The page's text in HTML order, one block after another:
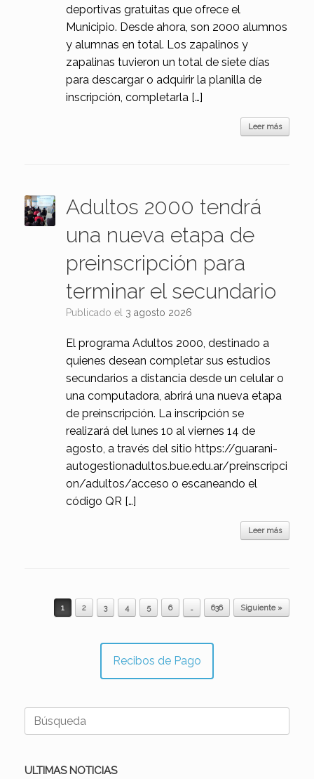
deportivas gratuitas que ofrece el
Municipio. Desde ahora, son 2000 alumnos
y alumnas en total. Los zapalinos y
zapalinas tuvieron un total de siete días
para descargar o adquirir la planilla de
inscripción, completarla […]
Leer más
Adultos 2000 tendrá
una nueva etapa de
preinscripción para
terminar el secundario
Publicado el 3 agosto 2026
El programa Adultos 2000, destinado a
quienes desean completar sus estudios
secundarios a distancia desde un celular o
una computadora, abrirá una nueva etapa
de preinscripción. La inscripción se
realizará del lunes 10 al viernes 14 de
agosto, a través del sitio https://guarani-
autogestionadultos.bue.edu.ar/preinscripci
on/adultos/acceso o escaneando el
código QR […]
Leer más
Navegador de artículos
1 2 3 4 5 6 … 636 Siguiente »
Recibos de Pago
Buscar:
ULTIMAS NOTICIAS